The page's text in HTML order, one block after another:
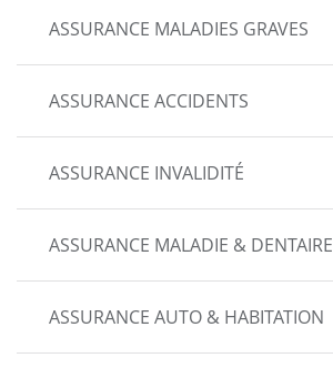
ASSURANCE MALADIES GRAVES
ASSURANCE ACCIDENTS
ASSURANCE INVALIDITÉ
ASSURANCE MALADIE & DENTAIRE
ASSURANCE AUTO & HABITATION